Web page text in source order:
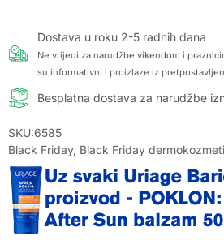
Dostava u roku 2-5 radnih dana
Ne vrijedi za narudžbe vikendom i
su informativni i proizlaze iz
Besplatna dostava za narudžbe
SKU:6585
Black Friday, Black Friday